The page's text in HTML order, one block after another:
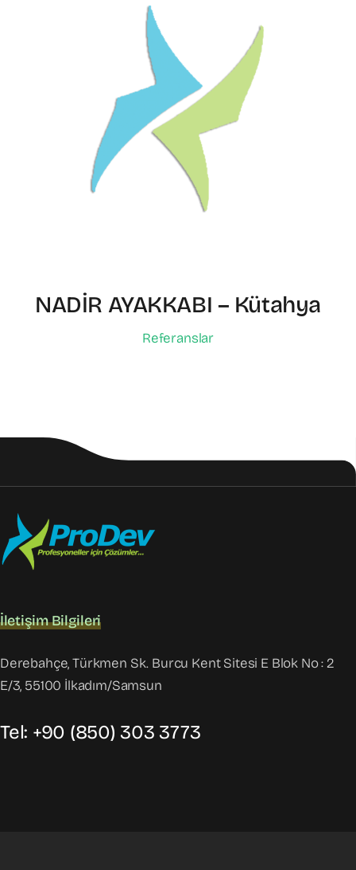
NADİR AYAKKABI – Kütahya
Referanslar
İletişim Bilgileri
Derebahçe, Türkmen Sk. Burcu Kent Sitesi E Blok No : 2
E/3, 55100 İlkadım/Samsun
Tel: +90 (850) 303 3773